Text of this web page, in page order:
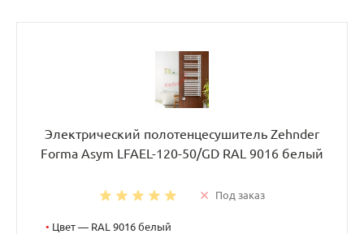
Электрический полотенцесушитель Zehnder
Forma Asym LFAEL-120-50/GD RAL 9016 белый
Под заказ
• Цвет — RAL 9016 белый